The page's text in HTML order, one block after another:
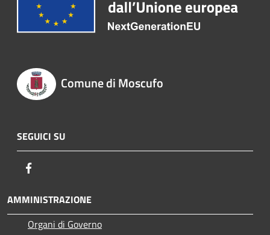
Comune di Moscufo
SEGUICI SU
AMMINISTRAZIONE
Organi di Governo